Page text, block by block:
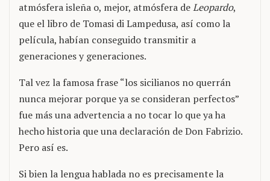
atmósfera isleña o, mejor, atmósfera deLeopardo,
que el libro de Tomasi di Lampedusa, así como la
película, habían conseguido transmitir a
generaciones y generaciones.
Tal vez la famosa frase “los sicilianos no querrán
nunca mejorar porque ya se consideran perfectos”
fue más una advertencia a no tocar lo que ya ha
hecho historia que una declaración de Don Fabrizio.
Pero así es.
Si bien la lengua hablada no es precisamente la